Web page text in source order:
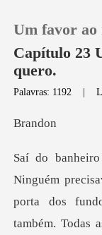
Histórico
Sair
Um favor ao
Capítulo 23
quero.
Palavras: 1192 |
an
porta dos
também. Todas